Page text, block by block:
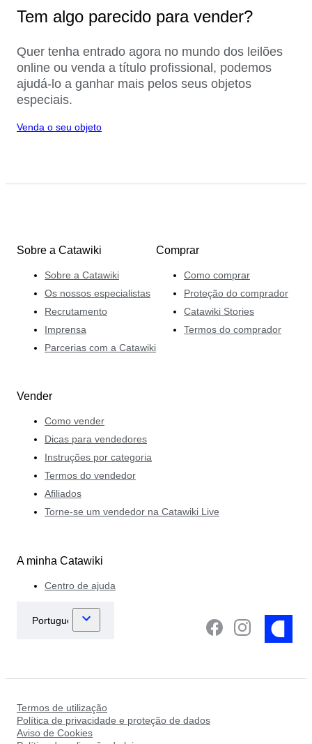
Tem algo parecido para vender?
Quer tenha entrado agora no mundo dos leilões
online ou venda a título profissional, podemos
ajudá-lo a ganhar mais pelos seus objetos
especiais.
Venda o seu objeto
Sobre a Catawiki
Sobre a Catawiki
Os nossos especialistas
Recrutamento
Imprensa
Parcerias com a Catawiki
Comprar
Como comprar
Proteção do comprador
Catawiki Stories
Termos do comprador
Vender
Como vender
Dicas para vendedores
Instruções por categoria
Termos do vendedor
Afiliados
Torne-se um vendedor na Catawiki Live
A minha Catawiki
Centro de ajuda
Termos de utilização
Política de privacidade e proteção de dados
Aviso de Cookies